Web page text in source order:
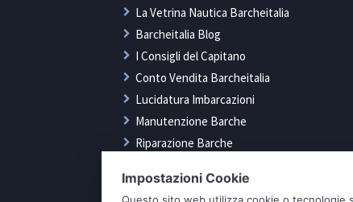
La Vetrina Nautica Barcheitalia
Barcheitalia Blog
I Consigli del Capitano
Conto Vendita Barcheitalia
Lucidatura Imbarcazioni
Manutenzione Barche
Riparazione Barche
Tappezzeria Nautica